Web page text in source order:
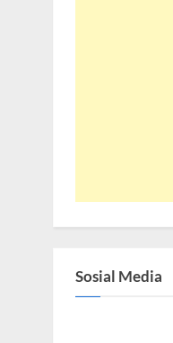
Sosial Media